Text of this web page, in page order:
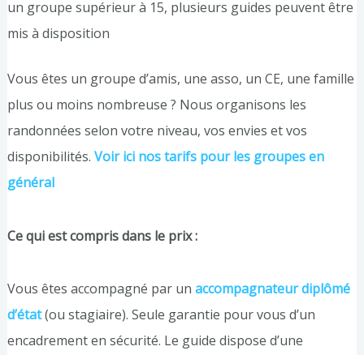
un groupe supérieur à 15, plusieurs guides peuvent être
mis à disposition
Vous êtes un groupe d’amis, une asso, un CE, une famille
plus ou moins nombreuse ? Nous organisons les
randonnées selon votre niveau, vos envies et vos
disponibilités. Voir ici nos tarifs pour les groupes en
général
Ce qui est compris dans le prix :
Vous êtes accompagné par un accompagnateur diplômé
d’état(ou stagiaire). Seule garantie pour vous d’un
encadrement en sécurité. Le guide dispose d’une